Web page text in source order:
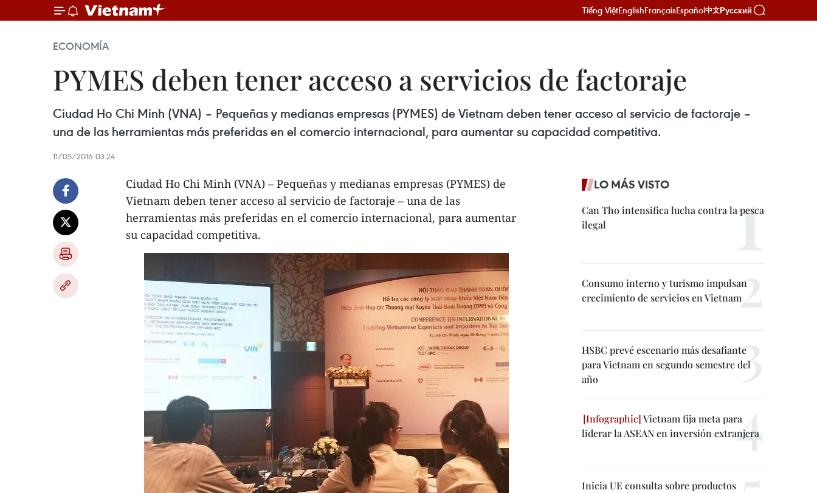
Tiếng ViệtEnglishFrançaisEspañol中文Русский
ECONOMÍA
PYMES deben tener acceso a servicios de factoraje
Ciudad Ho Chi Minh​ (VNA) – Pequeñas y medianas empresas (PYMES) de Vietnam deben tener acceso al servicio de factoraje –
una de las herramientas más preferidas en el comercio internacional, para aumentar su capacidad competitiva.
11/05/2016 03:24
Ciudad Ho Chi Minh​ (VNA) – Pequeñas y medianas empresas (PYMES) de
Vietnam deben tener acceso al servicio de factoraje – una de las
herramientas más preferidas en el comercio internacional, para aumentar
su capacidad competitiva.
LO MÁS VISTO
Can Tho intensifica lucha contra la pesca
ilegal
Consumo interno y turismo impulsan
crecimiento de servicios en Vietnam
HSBC prevé escenario más desafiante
para Vietnam en segundo semestre del
año
Vietnam fija meta para
liderar la ASEAN en inversión extranjera
Inicia UE consulta sobre productos